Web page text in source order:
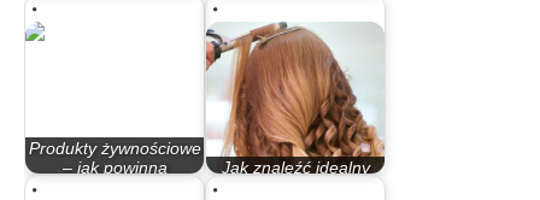
Produkty żywnościowe
– jak powinna
Jak znaleźć idealny